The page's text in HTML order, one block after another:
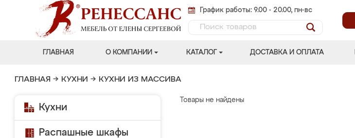
График работы: 9.00 - 20.00, пн-вс
ГЛАВНАЯ О КОМПАНИИ КАТАЛОГ ДОСТАВКА И ОПЛАТА
ГЛАВНАЯ → КУХНИ → КУХНИ ИЗ МАССИВА
Кухни
Распашные шкафы
Товары не найдены